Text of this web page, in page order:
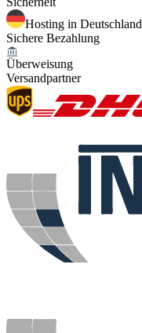
Hosting in Deutschland
Sichere Bezahlung
Überweisung
Versandpartner